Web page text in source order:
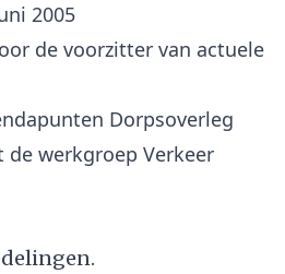
2005
de voorzitter van actuele
Dorpsoverleg
werkgroep Verkeer